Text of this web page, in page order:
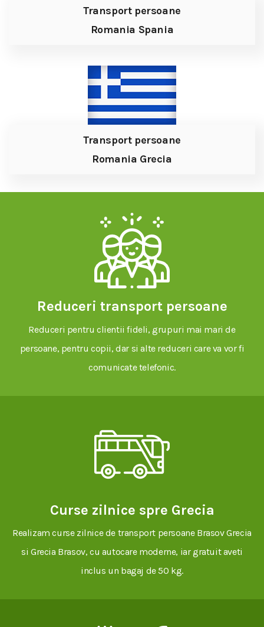
Transport persoane
Romania Spania
Transport persoane
Romania Grecia
Reduceri transport persoane
Reduceri pentru clientii fideli, grupuri mai mari de
persoane, pentru copii, dar si alte reduceri care va vor fi
comunicate telefonic.
Curse zilnice spre Grecia
Realizam curse zilnice de transport persoane Brasov Grecia
si Grecia Brasov, cu autocare moderne, iar gratuit aveti
inclus un bagaj de 50 kg.